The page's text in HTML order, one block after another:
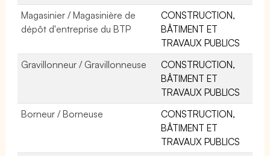
Magasinier / Magasinière de
dépôt d'entreprise du BTP
CONSTRUCTION,
BÂTIMENT ET
TRAVAUX PUBLICS
Gravillonneur / Gravillonneuse
CONSTRUCTION,
BÂTIMENT ET
TRAVAUX PUBLICS
Borneur / Borneuse
CONSTRUCTION,
BÂTIMENT ET
TRAVAUX PUBLICS